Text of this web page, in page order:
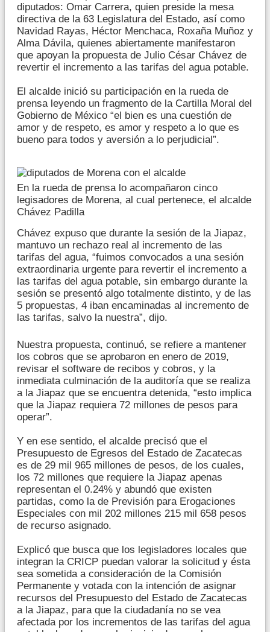
diputados: Omar Carrera, quien preside la mesa
directiva de la 63 Legislatura del Estado, así como
Navidad Rayas, Héctor Menchaca, Roxaña Muñoz y
Alma Dávila, quienes abiertamente manifestaron
que apoyan la propuesta de Julio César Chávez de
revertir el incremento a las tarifas del agua potable.
El alcalde inició su participación en la rueda de
prensa leyendo un fragmento de la Cartilla Moral del
Gobierno de México “el bien es una cuestión de
amor y de respeto, es amor y respeto a lo que es
bueno para todos y aversión a lo perjudicial”.
En la rueda de prensa lo acompañaron cinco
legisadores de Morena, al cual pertenece, el alcalde
Chávez Padilla
Chávez expuso que durante la sesión de la Jiapaz,
mantuvo un rechazo real al incremento de las
tarifas del agua, “fuimos convocados a una sesión
extraordinaria urgente para revertir el incremento a
las tarifas del agua potable, sin embargo durante la
sesión se presentó algo totalmente distinto, y de las
5 propuestas, 4 iban encaminadas al incremento de
las tarifas, salvo la nuestra”, dijo.
Nuestra propuesta, continuó, se refiere a mantener
los cobros que se aprobaron en enero de 2019,
revisar el software de recibos y cobros, y la
inmediata culminación de la auditoría que se realiza
a la Jiapaz que se encuentra detenida, “esto implica
que la Jiapaz requiera 72 millones de pesos para
operar”.
Y en ese sentido, el alcalde precisó que el
Presupuesto de Egresos del Estado de Zacatecas
es de 29 mil 965 millones de pesos, de los cuales,
los 72 millones que requiere la Jiapaz apenas
representan el 0.24% y abundó que existen
partidas, como la de Previsión para Erogaciones
Especiales con mil 202 millones 215 mil 658 pesos
de recurso asignado.
Explicó que busca que los legisladores locales que
integran la CRICP puedan valorar la solicitud y ésta
sea sometida a consideración de la Comisión
Permanente y votada con la intención de asignar
recursos del Presupuesto del Estado de Zacatecas
a la Jiapaz, para que la ciudadanía no se vea
afectada por los incrementos de las tarifas del agua